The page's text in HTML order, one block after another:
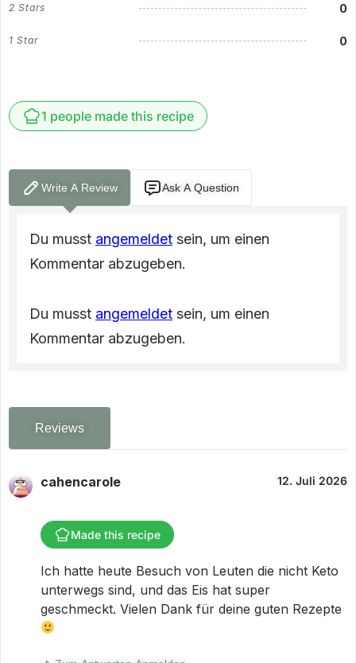
2 Stars 0
1 Star 0
1 people made this recipe
Write A Review Ask A Question
Du musst angemeldet sein, um einen
Kommentar abzugeben.
Du musst angemeldet sein, um einen
Kommentar abzugeben.
Reviews
cahencarole 12. Juli 2026
Made this recipe
Ich hatte heute Besuch von Leuten die nicht Keto
unterwegs sind, und das Eis hat super
geschmeckt. Vielen Dank für deine guten Rezepte